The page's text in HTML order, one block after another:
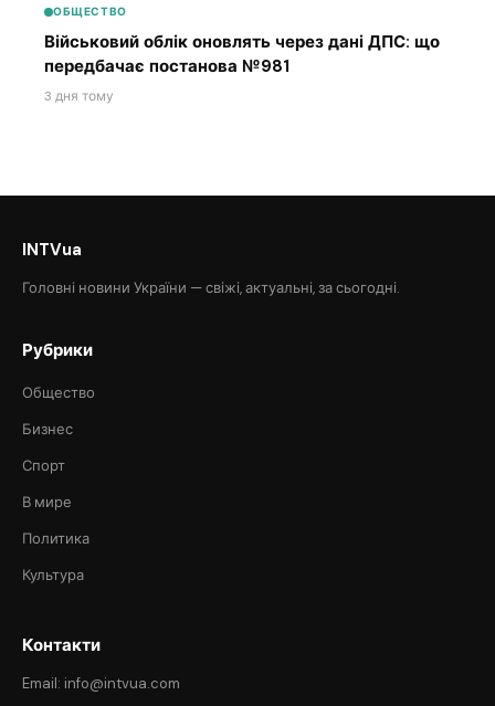
ОБЩЕСТВО
Військовий облік оновлять через дані ДПС: що
передбачає постанова №981
3 дня тому
INTVua
Головні новини України — свіжі, актуальні, за сьогодні.
Рубрики
Общество
Бизнес
Спорт
В мире
Политика
Культура
Контакти
Email: info@intvua.com